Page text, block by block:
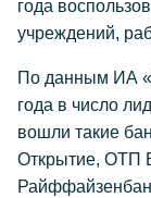
года
учреждений,
По данным ИА
года в число
вошли такие
Открытие, ОТП